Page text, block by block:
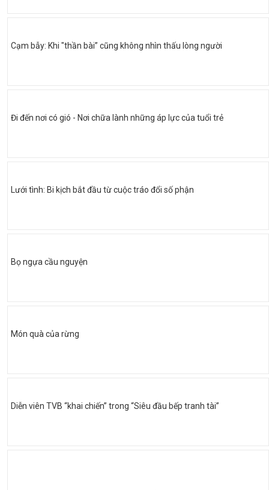
Cạm bẫy: Khi "thần bài” cũng không nhìn thấu lòng người
Đi đến nơi có gió - Nơi chữa lành những áp lực của tuổi trẻ
Lưới tình: Bi kịch bắt đầu từ cuộc tráo đổi số phận
Bọ ngựa cầu nguyện
Món quà của rừng
Diễn viên TVB “khai chiến” trong “Siêu đầu bếp tranh tài”